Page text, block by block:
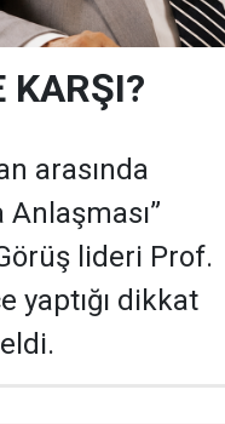
KARŞI?
arasında
lideri Prof.
yaptığı dikkat